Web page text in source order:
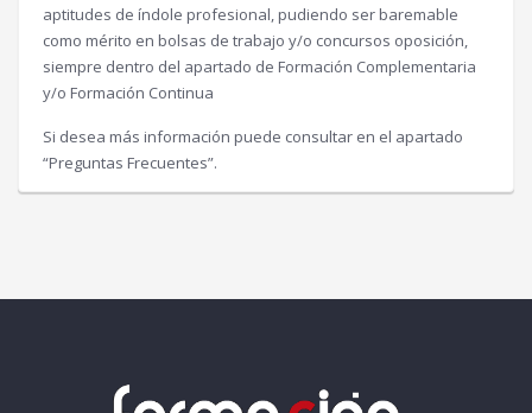
aptitudes de índole profesional, pudiendo ser baremable
como mérito en bolsas de trabajo y/o concursos oposición,
siempre dentro del apartado de Formación Complementaria
y/o Formación Continua
Si desea más información puede consultar en el apartado
“Preguntas Frecuentes”.